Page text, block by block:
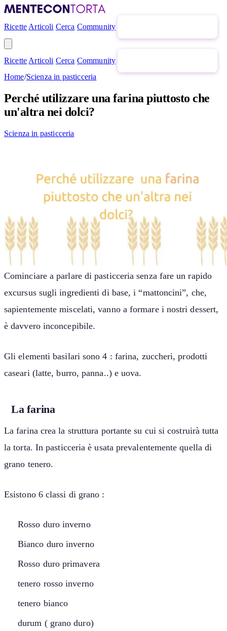
Ricette Articoli Cerca Community
Ricette Articoli Cerca Community
Home/Scienza in pasticceria
Perché utilizzare una farina piuttosto che
un'altra nei dolci?
Scienza in pasticceria
Cominciare a parlare di pasticceria senza fare un rapido
excursus sugli ingredienti di base, i “mattoncini”, che,
sapientemente miscelati, vanno a formare i nostri dessert,
è davvero inconcepibile.
Gli elementi basilari sono 4 : farina, zuccheri, prodotti
caseari (latte, burro, panna..) e uova.
La farina
La farina crea la struttura portante su cui si costruirà tutta
la torta. In pasticceria è usata prevalentemente quella di
grano tenero.
Esistono 6 classi di grano :
Rosso duro inverno
Bianco duro inverno
Rosso duro primavera
tenero rosso inverno
tenero bianco
durum ( grano duro)